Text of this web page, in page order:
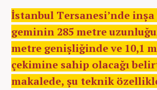
İstanbul Tersanesi’nde
geminin 285 metre
metre genişliğinde ve 10,1
çekimine sahip olacağı
makalede, şu teknik